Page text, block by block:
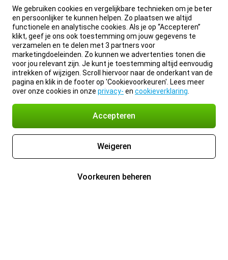
We gebruiken cookies en vergelijkbare technieken om je beter
en persoonlijker te kunnen helpen. Zo plaatsen we altijd
functionele en analytische cookies. Als je op “Accepteren”
klikt, geef je ons ook toestemming om jouw gegevens te
verzamelen en te delen met 3 partners voor
marketingdoeleinden. Zo kunnen we advertenties tonen die
voor jou relevant zijn. Je kunt je toestemming altijd eenvoudig
intrekken of wijzigen. Scroll hiervoor naar de onderkant van de
pagina en klik in de footer op 'Cookievoorkeuren'. Lees meer
over onze cookies in onze privacy- en cookieverklaring
Accepteren
Weigeren
Voorkeuren beheren